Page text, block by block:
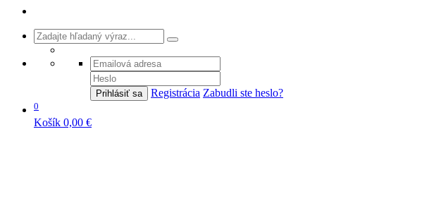
Prihlásiť sa Registrácia Zabudli ste heslo?
0
Košík 0,00 €